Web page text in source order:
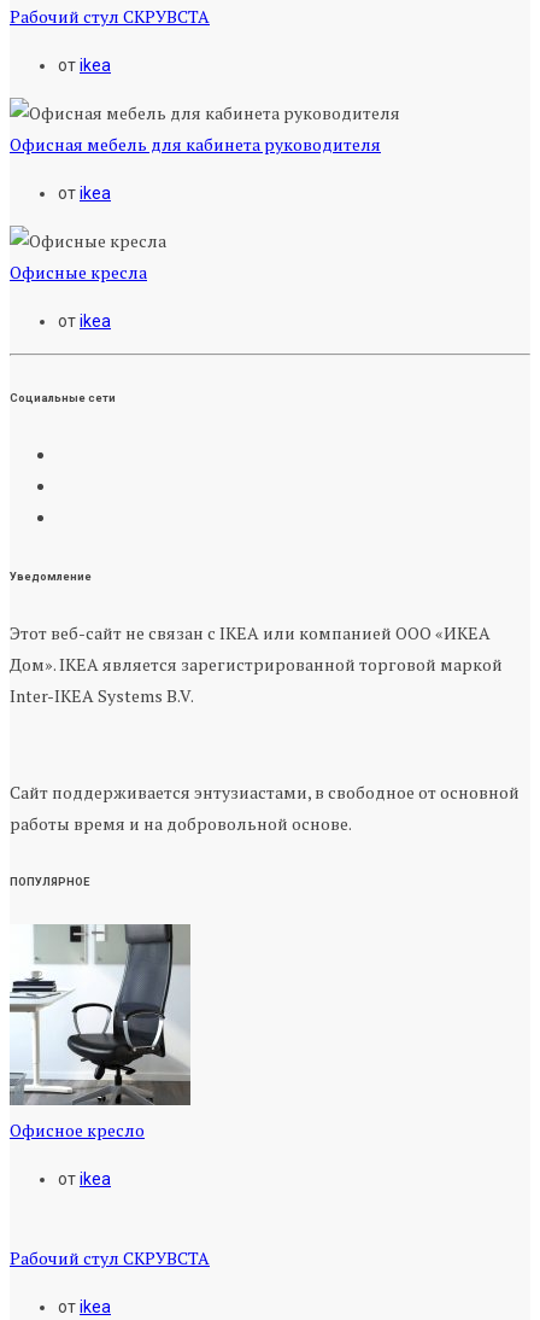
Рабочий стул СКРУВСТА
отikea
Офисная мебель для кабинета руководителя
отikea
Офисные кресла
отikea
Социальные сети
Уведомление
Этот веб-сайт не связан с IKEA или компанией ООО «ИКЕА
Дом». IKEA является зарегистрированной торговой маркой
Inter-IKEA Systems B.V.
Сайт поддерживается энтузиастами, в свободное от основной
работы время и на добровольной основе.
ПОПУЛЯРНОЕ
Офисное кресло
отikea
Рабочий стул СКРУВСТА
отikea